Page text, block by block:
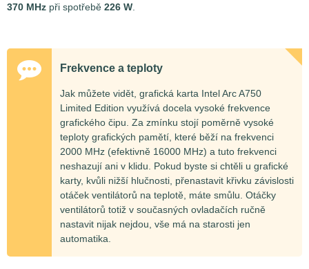
370 MHz při spotřebě 226 W
Frekvence a teploty
Jak můžete vidět, grafická karta Intel Arc A750
Limited Edition využívá docela vysoké frekvence
grafického čipu. Za zmínku stojí poměrně vysoké
teploty grafických pamětí, které běží na frekvenci
2000 MHz (efektivně 16000 MHz) a tuto frekvenci
neshazují ani v klidu. Pokud byste si chtěli u grafické
karty, kvůli nižší hlučnosti, přenastavit křivku závislosti
otáček ventilátorů na teplotě, máte smůlu. Otáčky
ventilátorů totiž v současných ovladačích ručně
nastavit nijak nejdou, vše má na starosti jen
automatika.